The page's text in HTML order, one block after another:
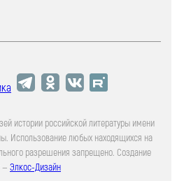
истории российской литературы имени
Использование любых находящихся на
разрешения запрещено. Создание
— Элкос-Дизайн